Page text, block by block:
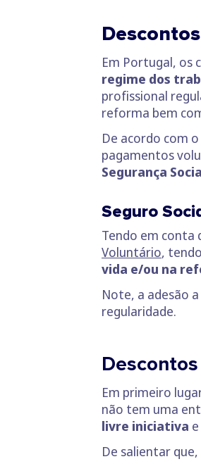
Em Portugal, os
regime dos
profissional
reforma bem
De acordo com o
pagamentos
Segurança
Seguro
Tendo em conta
Voluntário,
vida e/ou na
Note, a adesão
regularidade.
Em primeiro
não tem uma
livre iniciativa
De salientar